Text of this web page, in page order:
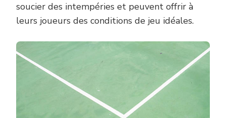
soucier des intempéries et peuvent offrir à
leurs joueurs des conditions de jeu idéales.